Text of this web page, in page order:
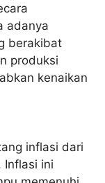
adanya
berakibat
produksi
kenaikan
inflasi dari
Inflasi ini